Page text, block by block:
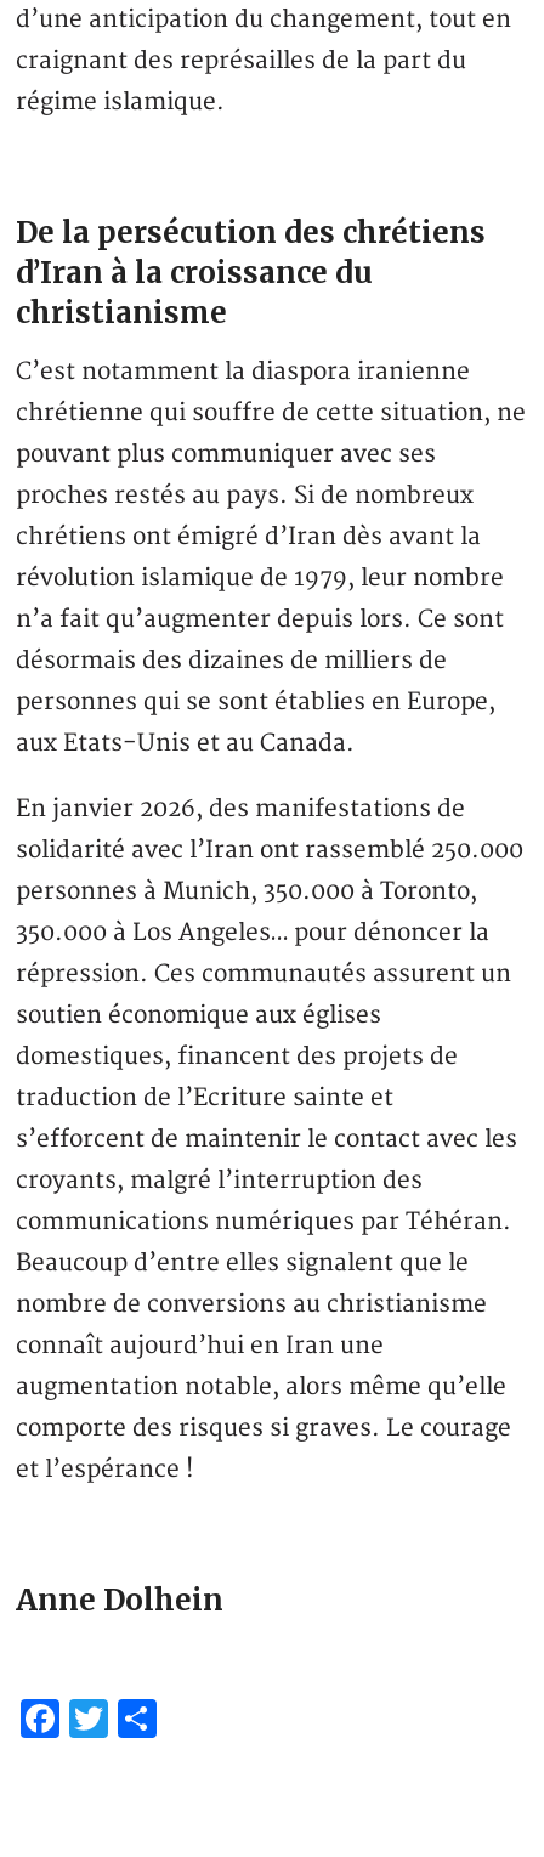
d’une anticipation du changement, tout en
craignant des représailles de la part du
régime islamique.
De la persécution des chrétiens
d’Iran à la croissance du
christianisme
C’est notamment la diaspora iranienne
chrétienne qui souffre de cette situation, ne
pouvant plus communiquer avec ses
proches restés au pays. Si de nombreux
chrétiens ont émigré d’Iran dès avant la
révolution islamique de 1979, leur nombre
n’a fait qu’augmenter depuis lors. Ce sont
désormais des dizaines de milliers de
personnes qui se sont établies en Europe,
aux Etats-Unis et au Canada.
En janvier 2026, des manifestations de
solidarité avec l’Iran ont rassemblé 250.000
personnes à Munich, 350.000 à Toronto,
350.000 à Los Angeles… pour dénoncer la
répression. Ces communautés assurent un
soutien économique aux églises
domestiques, financent des projets de
traduction de l’Ecriture sainte et
s’efforcent de maintenir le contact avec les
croyants, malgré l’interruption des
communications numériques par Téhéran.
Beaucoup d’entre elles signalent que le
nombre de conversions au christianisme
connaît aujourd’hui en Iran une
augmentation notable, alors même qu’elle
comporte des risques si graves. Le courage
et l’espérance !
Anne Dolhein
Facebook
Twitter